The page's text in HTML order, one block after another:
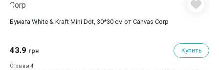
Бумага White & Kraft Mini Dot, 30*30 см от Canvas Corp
43.9 грн Купить
Отзывы 4